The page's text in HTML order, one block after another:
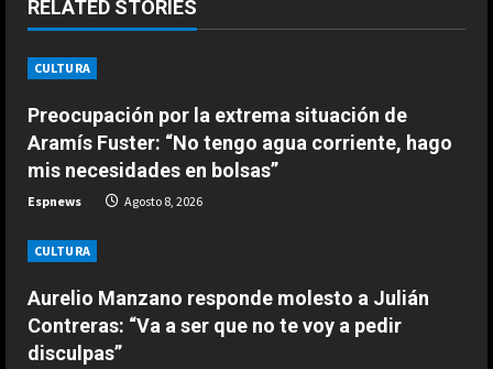
e
R
e
a
d
i
n
g
RELATED STORIES
CULTURA
Preocupación por la extrema situación de
Aramís Fuster: “No tengo agua corriente, hago
mis necesidades en bolsas”
Espnews Agosto 8, 2026
CULTURA
Aurelio Manzano responde molesto a Julián
Contreras: “Va a ser que no te voy a pedir
disculpas”
2
Férrea defensa de un campeón del
mundo a Alonso: “No necesita el
mejor coche para…”
3
de Márquez en la ‘sprint’
Agosto 9, 2026